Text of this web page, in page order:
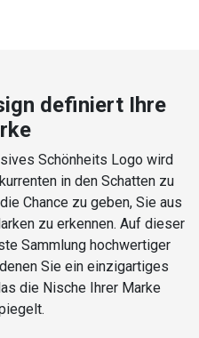
definiert Ihre
Schönheits Logo wird
in den Schatten zu
Chance zu geben, Sie aus
zu erkennen. Auf dieser
Sammlung hochwertiger
Sie ein einzigartiges
die Nische Ihrer Marke